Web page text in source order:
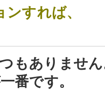
すれば、
もありませ
番です。